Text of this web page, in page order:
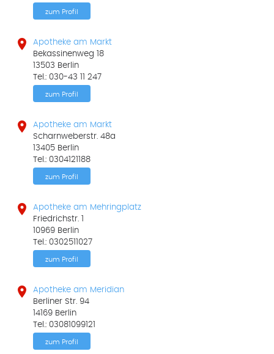
zum Profil

Apotheke am Markt
Bekassinenweg 18
13503 Berlin
Tel.: 030-43 11 247
zum Profil

Apotheke am Markt
Scharnweberstr. 48a
13405 Berlin
Tel.: 0304121188
zum Profil

Apotheke am Mehringplatz
Friedrichstr. 1
10969 Berlin
Tel.: 0302511027
zum Profil

Apotheke am Meridian
Berliner Str. 94
14169 Berlin
Tel.: 03081099121
zum Profil